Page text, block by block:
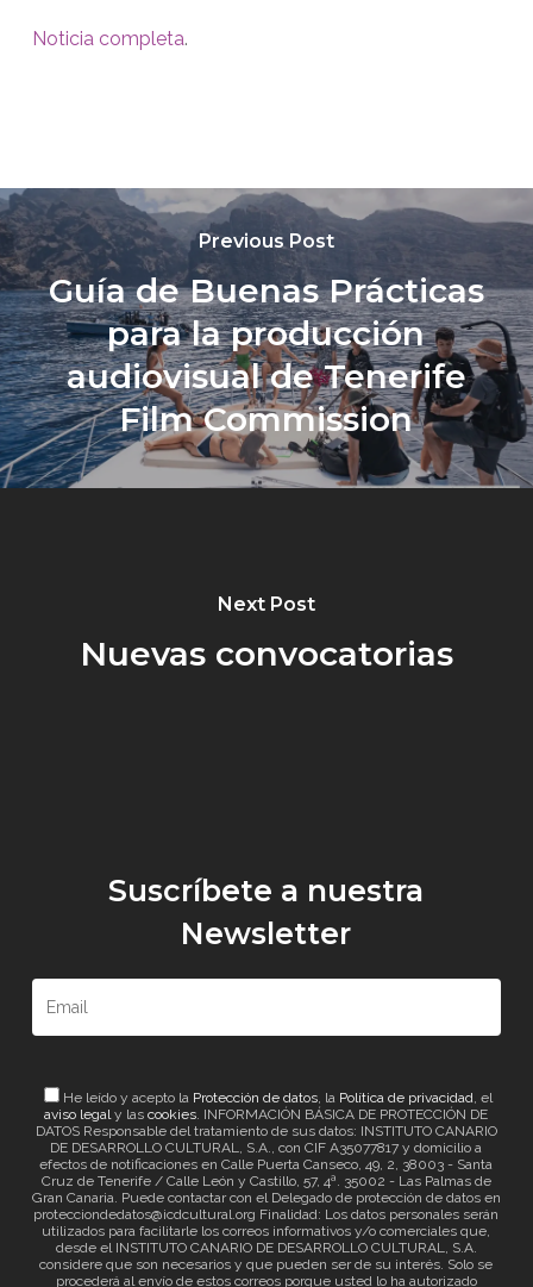
Noticia completa.
Previous Post
Guía de Buenas Prácticas
para la producción
audiovisual de Tenerife
Film Commission
Next Post
Nuevas convocatorias
Suscríbete a nuestra
Newsletter
He leído y acepto la Protección de datos, la Política de privacidad, el
aviso legaly lascookies. INFORMACIÓN BÁSICA DE PROTECCIÓN DE
DATOS Responsable del tratamiento de sus datos: INSTITUTO CANARIO
DE DESARROLLO CULTURAL, S.A., con CIF A35077817 y domicilio a
efectos de notificaciones en Calle Puerta Canseco, 49, 2, 38003 - Santa
Cruz de Tenerife / Calle León y Castillo, 57, 4ª. 35002 - Las Palmas de
Gran Canaria. Puede contactar con el Delegado de protección de datos en
protecciondedatos@icdcultural.org Finalidad: Los datos personales serán
utilizados para facilitarle los correos informativos y/o comerciales que,
desde el INSTITUTO CANARIO DE DESARROLLO CULTURAL, S.A.
considere que son necesarios y que pueden ser de su interés. Solo se
procederá al envío de estos correos porque usted lo ha autorizado